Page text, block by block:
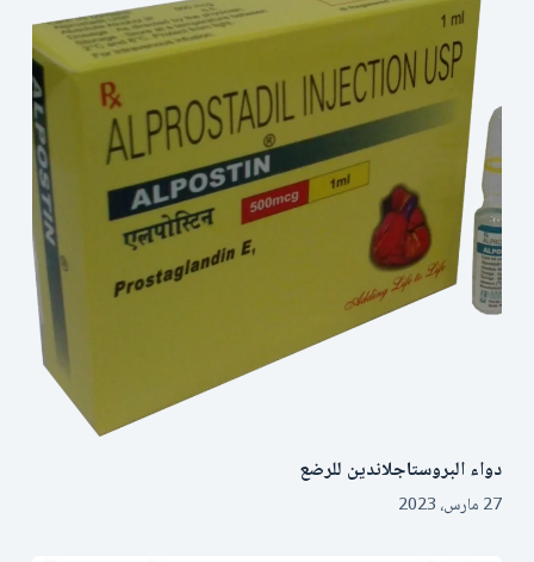
دواء البروستاجلاندين للرضع
27 مارس، 2023